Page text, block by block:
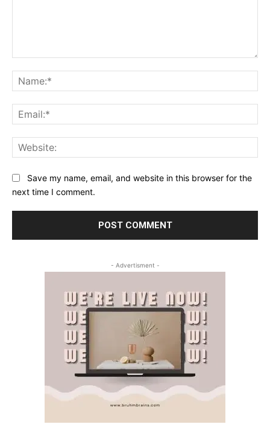
Save my name, email, and website in this browser for the
next time I comment.
- Advertisment -